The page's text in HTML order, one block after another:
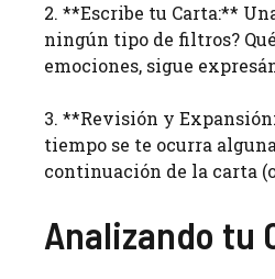
2. **Escribe tu Carta:**
ningún tipo de filtros?
emociones, sigue
3. **Revisión y
tiempo se te ocurra
continuación de la carta
Analizando tu